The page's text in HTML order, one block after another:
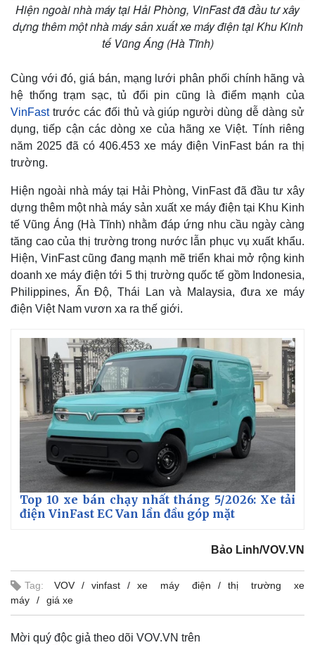
Hiện ngoài nhà máy tại Hải Phòng, VinFast đã đầu tư xây
dựng thêm một nhà máy sản xuất xe máy điện tại Khu Kinh
tế Vũng Áng (Hà Tĩnh)
Cùng với đó, giá bán, mạng lưới phân phối chính hãng và
hệ thống trạm sạc, tủ đổi pin cũng là điểm mạnh của
VinFasttrước các đối thủ và giúp người dùng dễ dàng sử
dụng, tiếp cận các dòng xe của hãng xe Việt. Tính riêng
năm 2025 đã có 406.453 xe máy điện VinFast bán ra thị
trường.
Hiện ngoài nhà máy tại Hải Phòng, VinFast đã đầu tư xây
dựng thêm một nhà máy sản xuất xe máy điện tại Khu Kinh
tế Vũng Áng (Hà Tĩnh) nhằm đáp ứng nhu cầu ngày càng
tăng cao của thị trường trong nước lẫn phục vụ xuất khẩu.
Hiện, VinFast cũng đang mạnh mẽ triển khai mở rộng kinh
doanh xe máy điện tới 5 thị trường quốc tế gồm Indonesia,
Philippines, Ấn Độ, Thái Lan và Malaysia, đưa xe máy
điện Việt Nam vươn xa ra thế giới.
Top 10 xe bán chạy nhất tháng 5/2026: Xe tải
điện VinFast EC Van lần đầu góp mặt
Bảo Linh/VOV.VN
Tag: VOV vinfast xe máy điện
thị trường xe
máy
giá xe
Mời quý độc giả theo dõi VOV.VN trên